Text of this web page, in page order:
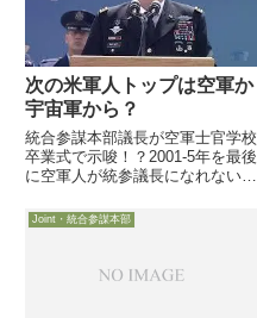
次の米軍人トップは空軍か
宇宙軍から？
統合参謀本部議長が空軍士官学校
卒業式で示唆！？2001-5年を最後
に空軍人が統参議長になれない現
けが空軍から統参議長にちょっと
品のない卒業式スピーチです
合参謀本部...
Joint・統合参謀本部